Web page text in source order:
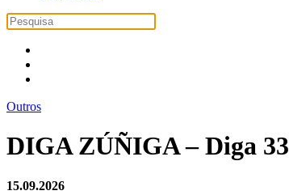
Outros
DIGA ZÚÑIGA – Diga 33
15.09.2026